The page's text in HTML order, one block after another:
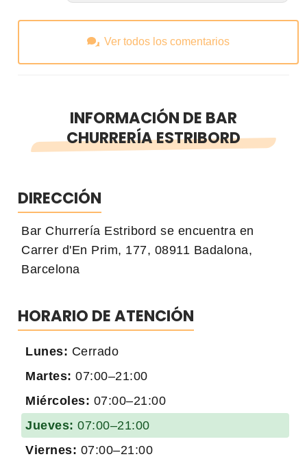
Ver todos los comentarios
INFORMACIÓN DE BAR
CHURRERÍA ESTRIBORD
DIRECCIÓN
Bar Churrería Estribord se encuentra en
Carrer d'En Prim, 177, 08911 Badalona,
Barcelona
HORARIO DE ATENCIÓN
Lunes: Cerrado
Martes: 07:00–21:00
Miércoles: 07:00–21:00
Jueves: 07:00–21:00
Viernes: 07:00–21:00